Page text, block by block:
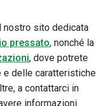
nostro sito dedicata
pressato, nonché la
, dove potrete
e delle caratteristiche
a contattarci in
informazioni